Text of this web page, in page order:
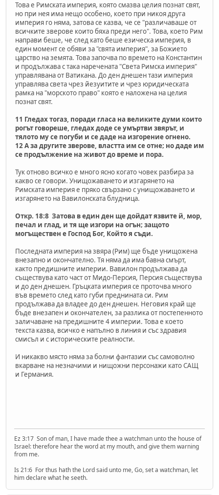
Това е Римската империя, която смазва целия познат свят,
но при нея има нещо особено, което при никоя друга
империя го няма, затова се казва, че се "различаваше от
всичките зверове които бяха преди него". Това, което Рим
направи беше, че след като беше езическа империя, в
един момент се обяви за "свята империя", за Божието
царство на земята. Това започва по времето на Константин
и продължава с така наречената "Света Римска империя"
управлявана от Ватикана. До ден днешен тази империя
управлява света чрез йезуитите и чрез юридическата
рамка на "морското право" която е наложена на целия
познат свят.
11 Гледах тогаз, поради гласа на великите думи които
рогът говореше, гледах доде се умъртви звярът, и
тялото му се погуби и се даде на изгорение огнено.
12 А за другите зверове, властта им се отне; но даде им
се продължение на живот до време и пора.
Тук отново всичко е много ясно когато човек разбира за
какво се говори. Унищожаването и изгарянето на
Римската империя е пряко свързано с унищожаването и
изгарянето на Вавилонската блудница.
Откр. 18:8 Затова в един ден ще дойдат язвите й, мор,
печал и глад, и тя ще изгори на огън; защото
могъществен е Господ Бог, Който я съди.
Последната империя на звяра (Рим) ще бъде унищожена
внезапно и окончателно. Тя няма да има бавна смърт,
както предишните империи. Вавилон продължава да
съществува като част от Мидо-Персия, Персия съществува
и до ден днешен. Гръцката империя се проточва много
във времето след като губи преднината си. Рим
продължава да владее до ден днешен. Неговия край ще
бъде внезапен и окончателен, за разлика от постепенното
заличаване на предишните 4 империи. Това е което
текста казва, всичко е напълно в линия и със здравия
смисъл и с историческите реалности.
И никакво място няма за болни фантазии със самоволно
вкарване на незначими и нищожни персонажи като САЩ
и Германия.
Ez 3:17 Son of man, I have made thee a watchman unto the house of
Israel: therefore hear the word at my mouth, and give them warning
from me.
Is 21:6 For thus hath the Lord said unto me, Go, set a watchman, let
him declare what he seeth.